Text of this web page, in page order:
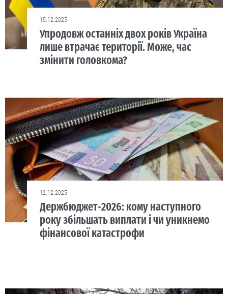
15.12.2025
Упродовж останніх двох років Україна
лише втрачає території. Може, час
змінити головкома?
12.12.2025
Держбюджет-2026: кому наступного
року збільшать виплати і чи уникнемо
фінансової катастрофи